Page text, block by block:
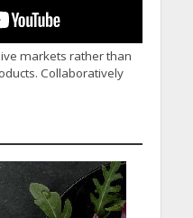
markets rather than
Collaboratively